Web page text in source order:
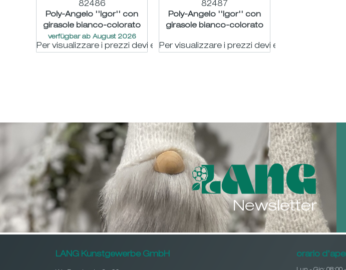
82486
Poly-Angelo ''Igor'' con
girasole bianco-colorato
assort. H12cm
verfügbar ab August 2026
Per visualizzare i prezzi devi essere registrato
82487
Poly-Angelo ''Igor'' con
girasole bianco-colorato
Per visualizzare i prezzi devi essere registrato
Newsletter
LANG Kunstgewerbe GmbH orario